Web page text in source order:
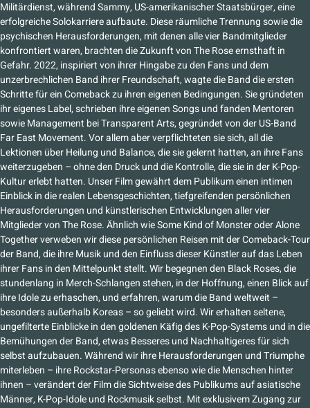
Militärdienst, während Sammy, US-amerikanischer Staatsbürger, eine
erfolgreiche Solokarriere aufbaute. Diese räumliche Trennung sowie die
psychischen Herausforderungen, mit denen alle vier Bandmitglieder
konfrontiert waren, brachten die Zukunft von The Rose ernsthaft in
Gefahr. 2022, inspiriert von ihrer Hingabe zu den Fans und dem
unzerbrechlichen Band ihrer Freundschaft, wagte die Band die ersten
Schritte für ein Comeback zu ihren eigenen Bedingungen. Sie gründeten
ihr eigenes Label, schrieben ihre eigenen Songs und fanden Mentoren
sowie Management bei Transparent Arts, gegründet von der US-Band
Far East Movement. Vor allem aber verpflichteten sie sich, all die
Lektionen über Heilung und Balance, die sie gelernt hatten, an ihre Fans
weiterzugeben – ohne den Druck und die Kontrolle, die sie in der K-Pop-
Kultur erlebt hatten. Unser Film gewährt dem Publikum einen intimen
Einblick in die realen Lebensgeschichten, tiefgreifenden persönlichen
Herausforderungen und künstlerischen Entwicklungen aller vier
Mitglieder von The Rose. Ähnlich wie Some Kind of Monster oder Alone
Together verweben wir diese persönlichen Reisen mit der Comeback-Tour
der Band, die ihre Musik und den Einfluss dieser Künstler auf das Leben
ihrer Fans in den Mittelpunkt stellt. Wir begegnen den Black Roses, die
stundenlang in Merch-Schlangen stehen, in der Hoffnung, einen Blick auf
ihre Idole zu erhaschen, und erfahren, warum die Band weltweit –
besonders außerhalb Koreas – so geliebt wird. Wir erhalten seltene,
ungefilterte Einblicke in den goldenen Käfig des K-Pop-Systems und in die
Bemühungen der Band, etwas Besseres und Nachhaltigeres für sich
selbst aufzubauen. Während wir ihre Herausforderungen und Triumphe
miterleben – ihre Rockstar-Personas ebenso wie die Menschen hinter
ihnen – verändert der Film die Sichtweise des Publikums auf asiatische
Männer, K-Pop-Idole und Rockmusik selbst. Mit exklusivem Zugang zur